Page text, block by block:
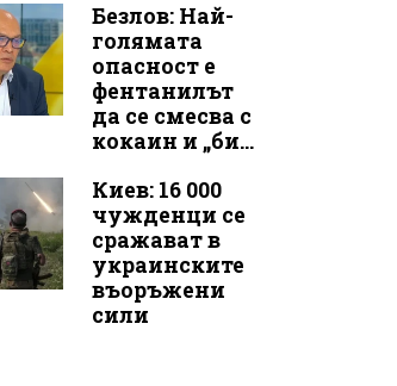
Безлов: Най-
голямата
опасност е
фентанилът
да се смесва с
кокаин и „би...
Киев: 16 000
чужденци се
сражават в
украинските
въоръжени
сили